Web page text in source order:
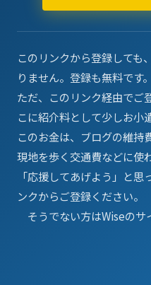
このリンクから登録しても
りません。登録も無料です。
ただ、このリンク経由でご
こに紹介料として少しお小
このお金は、ブログの維持
現地を歩く交通費などに使
「応援してあげよう」と
ンクからご登録ください。
そうでない方はWiseのサ